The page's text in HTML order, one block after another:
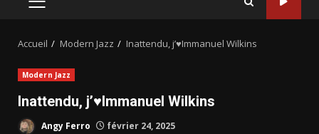
MENU
Accueil Modern Jazz Inattendu, j’♥️Immanuel Wilkins
Modern Jazz
Inattendu, j’♥️Immanuel Wilkins
Angy Ferro février 24, 2025